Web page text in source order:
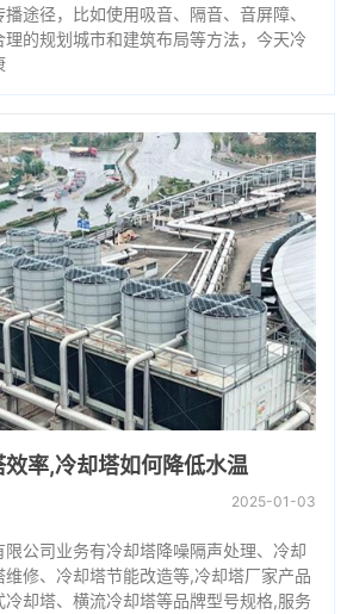
途径，比如使用吸音、隔音、音屏障、
的规划城市和建筑布局等方法，今天冷
率,冷却塔如何降低水温
2025-01-03
公司业务有冷却塔降噪隔声处理、冷却
修、冷却塔节能改造等,冷却塔厂家产品
却塔、横流冷却塔等品牌型号规格,服务